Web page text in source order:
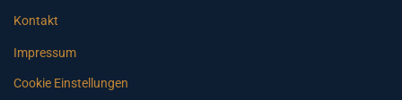
Kontakt
Impressum
Cookie Einstellungen